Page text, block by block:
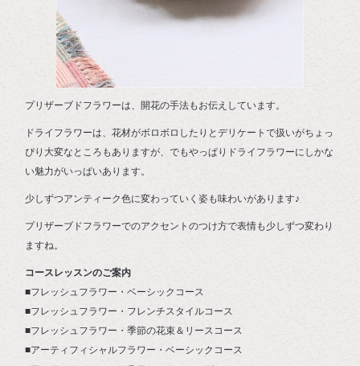
プリザーブドフラワーは、開花の手法もお伝えしています。
ドライフラワーは、花材がボロボロしたりとデリケートで扱いがちょっ
ぴり大変なところもありますが、でもやっぱりドライフラワーにしかな
い魅力がいっぱいあります。
少しずつアンティーク色に変わっていく姿も味わいがあります♪
プリザーブドフラワーでのアクセントのつけ方で表情も少しずつ変わり
ますね。
コースレッスンのご案内
■フレッシュフラワー・ベーシックコース
■フレッシュフラワー・フレンチスタイルコース
■フレッシュフラワー・季節の花束＆リースコース
■アーティフィシャルフラワー・ベーシックコース